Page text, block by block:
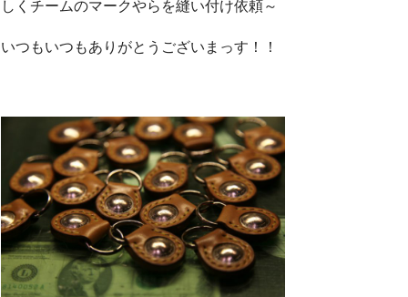
しくチームのマークやらを縫い付け依頼～
いつもいつもありがとうございまっす！！